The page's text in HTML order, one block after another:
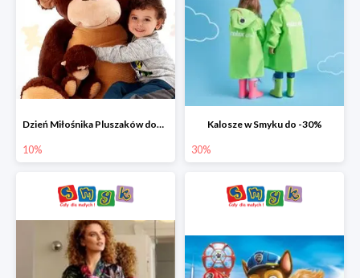
Dzień Miłośnika Pluszaków dodatkowy rabat -10%
10%
Kalosze w Smyku do -30%
30%